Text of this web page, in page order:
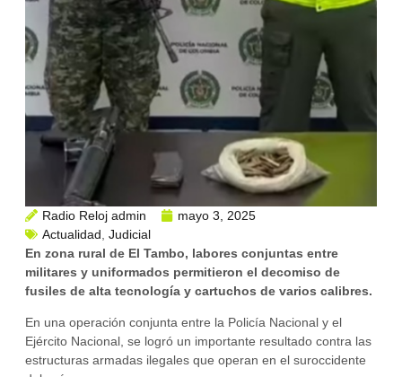
Radio Reloj admin
mayo 3, 2025
Actualidad Judicial
En zona rural de El Tambo, labores conjuntas entre
militares y uniformados permitieron el decomiso de
fusiles de alta tecnología y cartuchos de varios calibres.
En una operación conjunta entre la Policía Nacional y el
Ejército Nacional, se logró un importante resultado contra las
estructuras armadas ilegales que operan en el suroccidente